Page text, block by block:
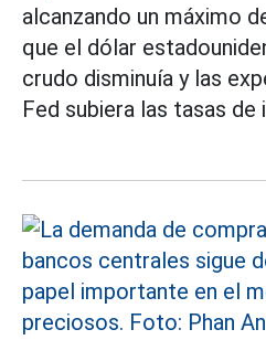
alcanzando un máximo
que el dólar
crudo disminuía y las
Fed subiera las tasas de